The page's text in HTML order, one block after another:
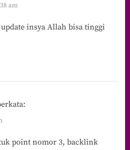
am
insya Allah bisa tinggi
point nomor 3, backlink